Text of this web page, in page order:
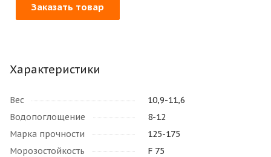
Заказать товар
Характеристики
Вес
10,9-11,6
Водопоглощение
8-12
Марка прочности
125-175
Морозостойкость
F 75